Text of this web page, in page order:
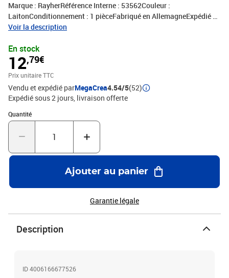
Marque : RayherRéférence Interne : 53562Couleur :
LaitonConditionnement : 1 pièceFabriqué en AllemagneExpédié de
France par notre entrepot Lyonnais
Voir la description
En stock
12,79€
Prix unitaire TTC
Vendu et expédié parMegaCrea4.54/5(52)
Expédié sous 2 jours livraison offerte
Quantité
Quantité : 1
Ajouter au panier
Garantie légale
Description
ID 4006166677526